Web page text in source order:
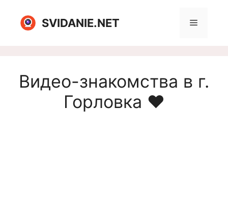
содержимому
SVIDANIE.NET Меню
Видео-знакомства в г.
Горловка ❤️